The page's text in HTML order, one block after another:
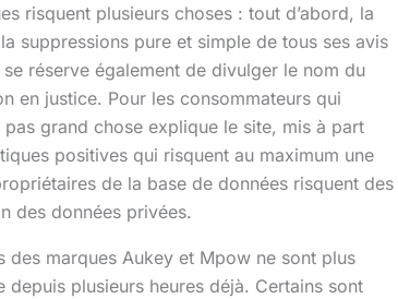
risquent plusieurs choses : tout d’abord, la
suppressions pure et simple de tous ses avis
réserve également de divulger le nom du
en justice. Pour les consommateurs qui
grand chose explique le site, mis à part
positives qui risquent au maximum une
de la base de données risquent des
des données privées.
des marques Aukey et Mpow ne sont plus
plusieurs heures déjà. Certains sont